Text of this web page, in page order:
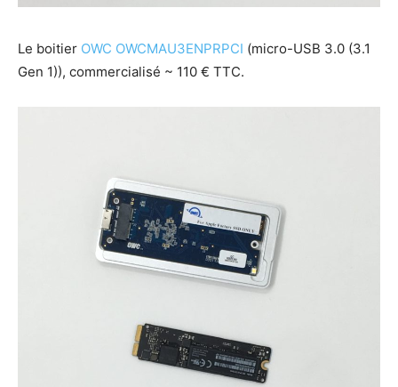
Le boitier OWC OWCMAU3ENPRPCI (micro-USB 3.0 (3.1
Gen 1)), commercialisé ~ 110 € TTC.